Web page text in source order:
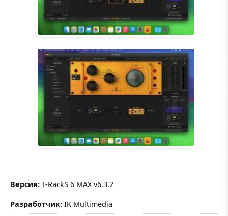
Версия: T-RackS 6 MAX v6.3.2
Разработчик: IK Multimedia